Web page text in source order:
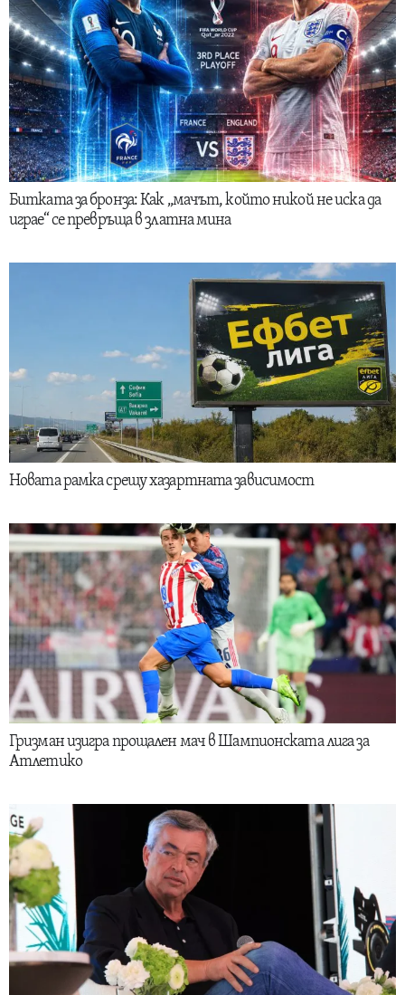
Битката за бронза: Как „мачът, който никой не иска да
играе“ се превръща в златна мина
Новата рамка срещу хазартната зависимост
Гризман изигра прощален мач в Шампионската лига за
Атлетико